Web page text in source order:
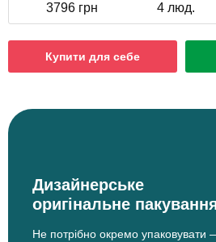
3796 грн 4 люд.
Купити для себе
Дизайнерське
оригінальне
Не потрібно окремо упаковувати